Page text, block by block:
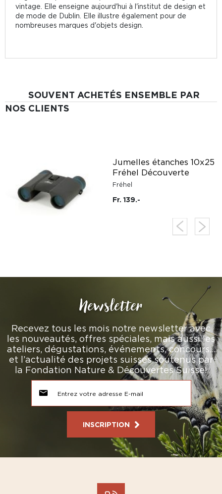
vintage. Elle enseigne aujourd'hui à l'institut de design et
de mode de Dublin. Elle illustre également pour de
nombreuses marques d'objets design.
SOUVENT ACHETÉS ENSEMBLE PAR
NOS CLIENTS
Jumelles étanches 10x25
Fréhel Découverte
Fréhel
Fr. 139.-
Newsletter
Recevez tous les mois notre newsletter avec
les nouveautés, offres spéciales, mais aussi les
ateliers, dégustations, événements, concours…
et l’actualité des projets suisses soutenus par
la Fondation Nature & Découvertes Suisse!
INSCRIPTION